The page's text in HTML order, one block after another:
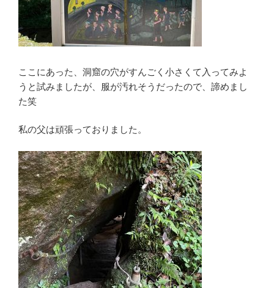
ここにあった、洞窟の穴がすんごく小さくて入ってみよ
うと試みましたが、服が汚れそうだったので、諦めまし
た笑
私の父は頑張っておりました。